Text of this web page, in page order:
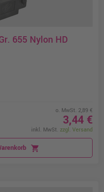
655 Nylon HD
o. MwSt. 2,89 €
3,44 €
inkl. MwSt. zzgl. Versand
shopping_cart